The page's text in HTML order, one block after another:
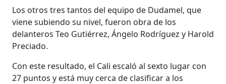
Los otros tres tantos del equipo de Dudamel, que
viene subiendo su nivel, fueron obra de los
delanteros Teo Gutiérrez, Ángelo Rodríguez y Harold
Preciado.
Con este resultado, el Cali escaló al sexto lugar con
27 puntos y está muy cerca de clasificar a los